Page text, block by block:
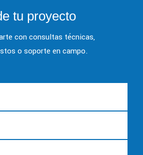
tu proyecto
con consultas técnicas,
o soporte en campo.